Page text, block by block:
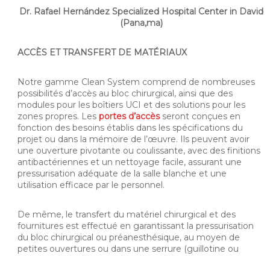
Dr. Rafael Hernández Specialized Hospital Center in David
(Pana,ma)
ACCÈS ET TRANSFERT DE MATÉRIAUX
Notre gamme Clean System comprend de nombreuses
possibilités d’accès au bloc chirurgical, ainsi que des
modules pour les boîtiers UCI et des solutions pour les
zones propres. Les portes d’accès seront conçues en
fonction des besoins établis dans les spécifications du
projet ou dans la mémoire de l’œuvre. Ils peuvent avoir
une ouverture pivotante ou coulissante, avec des finitions
antibactériennes et un nettoyage facile, assurant une
pressurisation adéquate de la salle blanche et une
utilisation efficace par le personnel.
De même, le transfert du matériel chirurgical et des
fournitures est effectué en garantissant la pressurisation
du bloc chirurgical ou préanesthésique, au moyen de
petites ouvertures ou dans une serrure (guillotine ou